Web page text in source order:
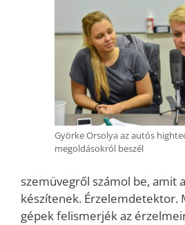
Györke Orsolya az autós
megoldásokról beszél
szemüvegről számol be, amit
készítenek. Érzelemdetektor.
gépek felismerjék az